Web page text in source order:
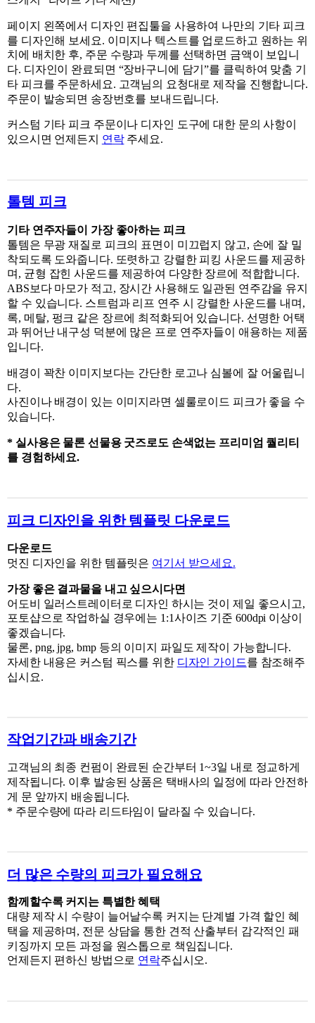
페이지 왼쪽에서 디자인 편집툴을 사용하여 나만의 기타 피크
를 디자인해 보세요. 이미지나 텍스트를 업로드하고 원하는 위
치에 배치한 후, 주문 수량과 두께를 선택하면 금액이 보입니
다. 디자인이 완료되면 “장바구니에 담기”를 클릭하여 맞춤 기
타 피크를 주문하세요. 고객님의 요청대로 제작을 진행합니다.
주문이 발송되면 송장번호를 보내드립니다.
커스텀 기타 피크 주문이나 디자인 도구에 대한 문의 사항이
있으시면 언제든지 연락주세요.
톨템 피크
기타 연주자들이 가장 좋아하는 피크
톨템은 무광 재질로 피크의 표면이 미끄럽지 않고, 손에 잘 밀
착되도록 도와줍니다. 또렷하고 강렬한 피킹 사운드를 제공하
며, 균형 잡힌 사운드를 제공하여 다양한 장르에 적합합니다.
ABS보다 마모가 적고, 장시간 사용해도 일관된 연주감을 유지
할 수 있습니다. 스트럼과 리프 연주 시 강렬한 사운드를 내며,
록, 메탈, 펑크 같은 장르에 최적화되어 있습니다. 선명한 어택
과 뛰어난 내구성 덕분에 많은 프로 연주자들이 애용하는 제품
입니다.
배경이 꽉찬 이미지보다는 간단한 로고나 심볼에 잘 어울립니
다.
사진이나 배경이 있는 이미지라면 셀룰로이드 피크가 좋을 수
있습니다.
* 실사용은 물론 선물용 굿즈로도 손색없는 프리미엄 퀄리티
를 경험하세요.
피크 디자인을 위한 템플릿 다운로드
다운로드
멋진 디자인을 위한 템플릿은 여기서 받으세요.
가장 좋은 결과물을 내고 싶으시다면
어도비 일러스트레이터로 디자인 하시는 것이 제일 좋으시고,
포토샵으로 작업하실 경우에는 1:1사이즈 기준 600dpi 이상이
좋겠습니다.
물론, png, jpg, bmp 등의 이미지 파일도 제작이 가능합니다.
자세한 내용은 커스텀 픽스를 위한 디자인 가이드를 참조해주
십시요.
작업기간과 배송기간
고객님의 최종 컨펌이 완료된 순간부터 1~3일 내로 정교하게
제작됩니다. 이후 발송된 상품은 택배사의 일정에 따라 안전하
게 문 앞까지 배송됩니다.
* 주문수량에 따라 리드타임이 달라질 수 있습니다.
더 많은 수량의 피크가 필요해요
함께할수록 커지는 특별한 혜택
대량 제작 시 수량이 늘어날수록 커지는 단계별 가격 할인 혜
택을 제공하며 , 전문 상담을 통한 견적 산출부터 감각적인 패
키징까지 모든 과정을 원스톱으로 책임집니다.
언제든지 편하신 방법으로 연락주십시오.